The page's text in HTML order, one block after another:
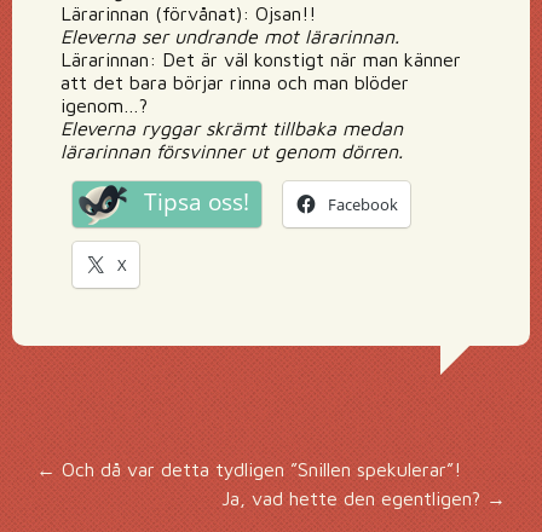
Lärarinnan (förvånat): Ojsan!!
Eleverna ser undrande mot lärarinnan.
Lärarinnan: Det är väl konstigt när man känner
att det bara börjar rinna och man blöder
igenom…?
Eleverna ryggar skrämt tillbaka medan
lärarinnan försvinner ut genom dörren.
Tipsa oss! Facebook
X
Inläggsnavigering
← Och då var detta tydligen ”Snillen spekulerar”!
Ja, vad hette den egentligen? →